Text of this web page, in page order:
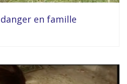
en famille